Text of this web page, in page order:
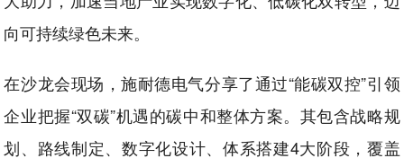
向可持续绿色未来。
在沙龙会现场，施耐德电气分享了通过“能碳双控”引领
企业把握“双碳”机遇的碳中和整体方案。其包含战略规
划、路线制定、数字化设计、体系搭建4大阶段，覆盖